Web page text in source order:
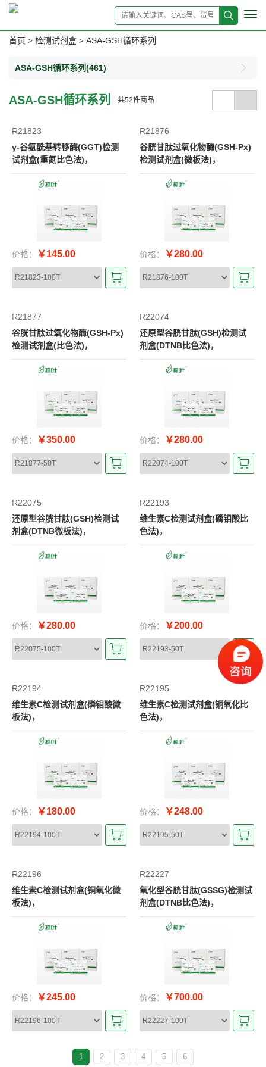
首页 > 检测试剂盒 > ASA-GSH循环系列
ASA-GSH循环系列(461)
ASA-GSH循环系列 共52件商品
R21823
γ-谷氨酰基转移酶(GGT)检测
试剂盒(重氮比色法)，
价格： ￥145.00
R21876
谷胱甘肽过氧化物酶(GSH-Px)
检测试剂盒(微板法)，
价格： ￥280.00
R21877
谷胱甘肽过氧化物酶(GSH-Px)
检测试剂盒(比色法)，
价格： ￥350.00
R22074
还原型谷胱甘肽(GSH)检测试
剂盒(DTNB比色法)，
价格： ￥280.00
R22075
还原型谷胱甘肽(GSH)检测试
剂盒(DTNB微板法)，
价格： ￥280.00
R22193
维生素C检测试剂盒(磷钼酸比
色法)，
价格： ￥200.00
R22194
维生素C检测试剂盒(磷钼酸微
板法)，
价格： ￥180.00
R22195
维生素C检测试剂盒(铜氧化比
色法)，
价格： ￥248.00
R22196
维生素C检测试剂盒(铜氧化微
板法)，
价格： ￥245.00
R22227
氧化型谷胱甘肽(GSSG)检测试
剂盒(DTNB比色法)，
价格： ￥700.00
1 2 3 4 5 6